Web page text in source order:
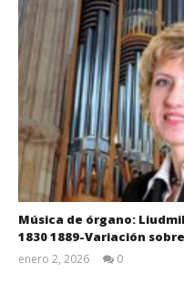
Música de órgano:
1830 1889-Variación
enero 2, 2026
0